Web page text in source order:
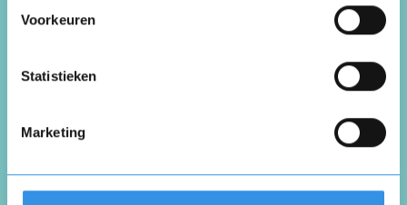
Voorkeuren
Statistieken
Marketing
Wim Bijkerk
Makkelijk opzegbaar.